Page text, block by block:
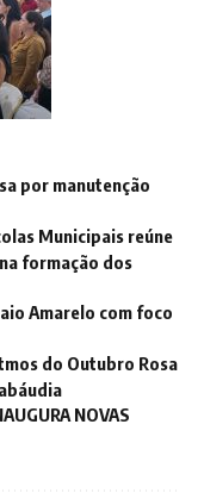
por manutenção
Municipais reúne
formação dos
Amarelo com foco
do Outubro Rosa
NOVAS